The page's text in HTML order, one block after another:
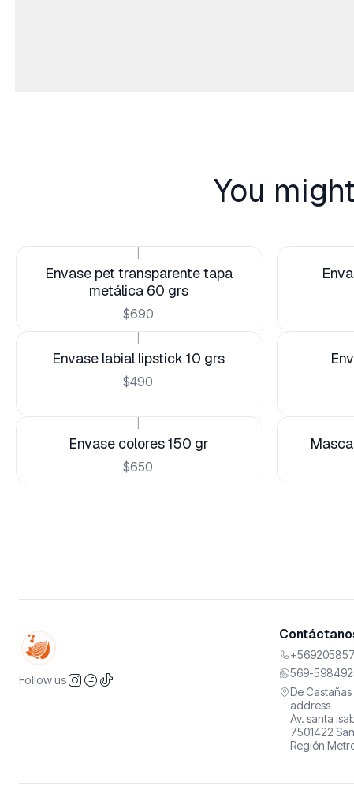
You
Envase pet transparente tapa
metálica 60 grs
$690
Envase labial lipstick 10 grs
$490
Envase colores 150 gr
$650
Follow us
569-
De
address
Av. santa
7501422
Región